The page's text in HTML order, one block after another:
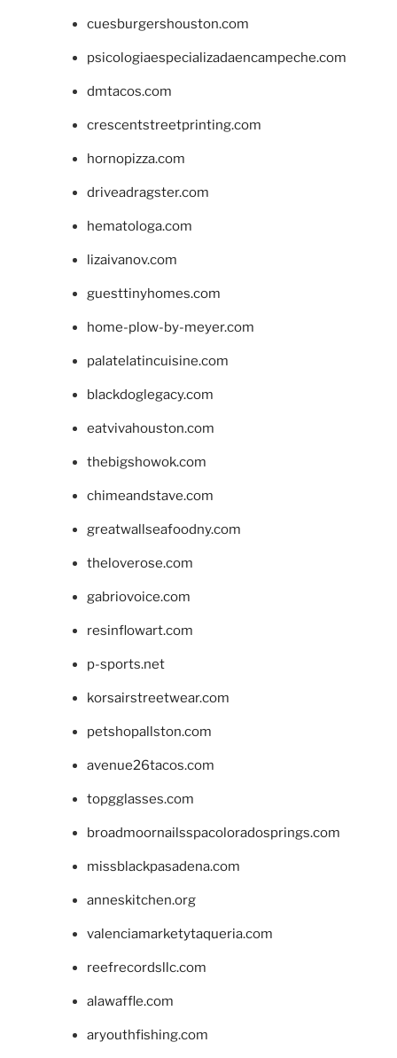
cuesburgershouston.com
psicologiaespecializadaencampeche.com
dmtacos.com
crescentstreetprinting.com
hornopizza.com
driveadragster.com
hematologa.com
lizaivanov.com
guesttinyhomes.com
home-plow-by-meyer.com
palatelatincuisine.com
blackdoglegacy.com
eatvivahouston.com
thebigshowok.com
chimeandstave.com
greatwallseafoodny.com
theloverose.com
gabriovoice.com
resinflowart.com
p-sports.net
korsairstreetwear.com
petshopallston.com
avenue26tacos.com
topgglasses.com
broadmoornailsspacoloradosprings.com
missblackpasadena.com
anneskitchen.org
valenciamarketytaqueria.com
reefrecordsllc.com
alawaffle.com
aryouthfishing.com